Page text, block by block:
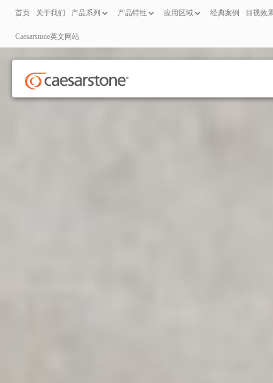
首页 关于我们 产品系列 产品特性 应用区域 经典案例 目视效
Caesarstone英文网站